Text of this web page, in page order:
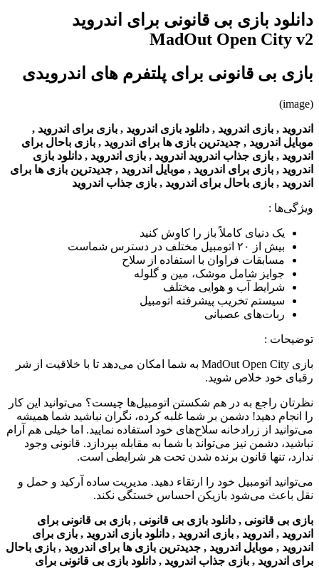
دانلود بازی بی قانونی برای اندروید
MadOut Open City v2
بازی بی قانونی برای پلتفرم های اندرویدی
(image)
اندروید , بازی اندروید , دانلود بازی اندروید , بازی برای اندروید ,
موبایل اندروید , جدیدترین بازی ها برای اندروید , بازی باحال برای
اندروید , بازی جذاب اندروید اندروید , بازی اندروید , دانلود بازی
اندروید , بازی برای اندروید , موبایل اندروید , جدیدترین بازی ها برای
اندروید , بازی باحال برای اندروید , بازی جذاب اندروید
ویژگی‌ها :
یک دنیای کاملاً باز را کاوش کنید
بیش از ۲۰ اتومبیل مختلف در دسترس شماست
مسابقات فراوان با استفاده از سلاح
جوایز شامل موشک، مین و گلوله
شرایط آب و هوایی مختلف
سیستم تخریب پیشرفته اتومبیل
ربات‌های عصبانی
توضیحات :
بازی
MadOut Open City به شما امکان می‌دهد تا با خلاقیت از شر
رقبای خود خلاص شوید.
نظرتان راجع به در هم شکستن اتومبیل‌ها چیست؟ می‌توانید این کار
را انجام دهید! دشمن بر شما غلبه کرده، نگران نباشید شما همیشه
می‌توانید از زرادخانه سلاح‌های خود استفاده نمایید. اما خیلی هم آرام
نباشید، دشمن نیز می‌تواند با شما به مقابله بپردازد. قانونی وجود
ندارد، تنها قانون برنده شدن تحت هر شرایطی است.
می‌توانید اتومبیل خود را ارتقاء دهید. مدیریت ساده آرکید و حمل و
نقل باعث می‌شود بازیکن احساس خستگی نکند.
بازی بی قانونی , دانلود بازی بی قانونی , بازی بی قانونی برای
اندروید , اندروید , بازی اندروید , دانلود بازی اندروید , بازی برای
اندروید , موبایل اندروید , جدیدترین بازی ها برای اندروید , بازی باحال
برای اندروید , بازی جذاب اندروید , دانلود بازی بی قانونی برای